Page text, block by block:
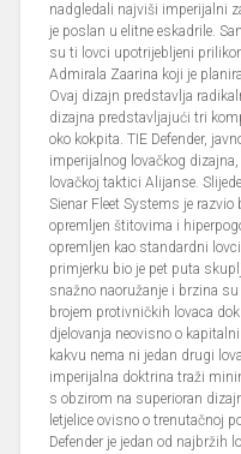
nadgledali najviši imperijalni
je poslan u elitne eskadrile.
su ti lovci upotrijebljeni
Admirala Zaarina koji je
Ovaj dizajn predstavlja
dizajna predstavljajući tri
oko kokpita. TIE Defender,
imperijalnog lovačkog
lovačkoj taktici Alijanse.
Sienar Fleet Systems je
opremljen štitovima i
opremljen kao standardni
primjerku bio je pet puta
snažno naoružanje i brzina
brojem protivničkih lovaca
djelovanja neovisno o
kakvu nema ni jedan drugi
imperijalna doktrina traži
s obzirom na superioran
letjelice ovisno o trenutačnoj
Defender je jedan od najbržih